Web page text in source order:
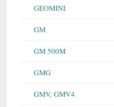
GEOMINI
GM
GM 500M
GMG
GMV, GMV4